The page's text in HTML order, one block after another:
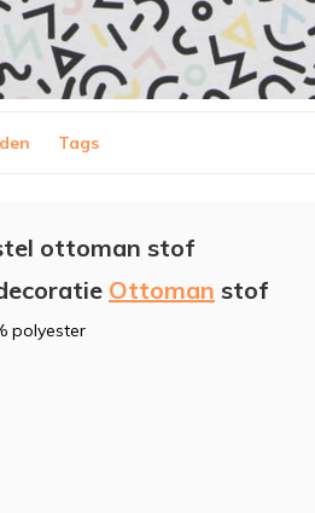
Tags
ottoman stof
Ottoman stof
polyester